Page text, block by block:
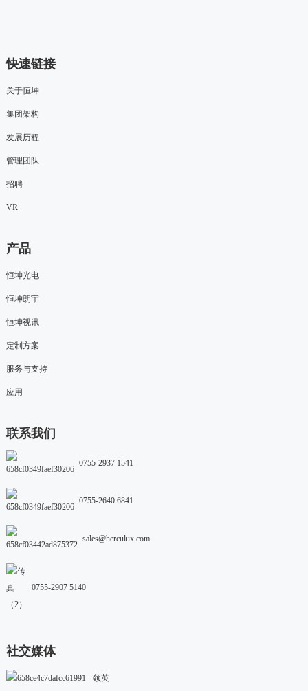
快速链接
关于恒坤
集团架构
发展历程
管理团队
招聘
VR
产品
恒坤光电
恒坤朗宇
恒坤视讯
定制方案
服务与支持
应用
联系我们
0755-2937 1541
0755-2640 6841
sales@herculux.com
0755-2907 5140
社交媒体
领英